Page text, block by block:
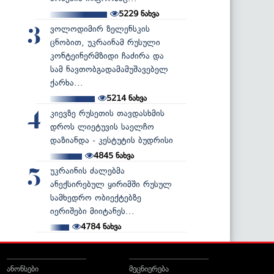
5229 ნახვა
3
ვოლოდიმირ ზელენსკის
ცნობით, უკრაინამ რუსული
კონტეინერმზიდი ჩაძირა და
სამ ნავთობგადამამუშავებელ
ქარხა...
5214ნახვა
4
კიევზე რუსეთის თავდასხმის
დროს ლიეტუვის საელჩო
დაზიანდა - კესტუტის ბუდრისი
4845ნახვა
5
უკრაინის ძალებმა
ანექსირებულ ყირიმში რუსულ
სამხედრო ობიექტებზე
იერიშები მიიტანეს...
4784ნახვა
ანონსები მეცნიერება